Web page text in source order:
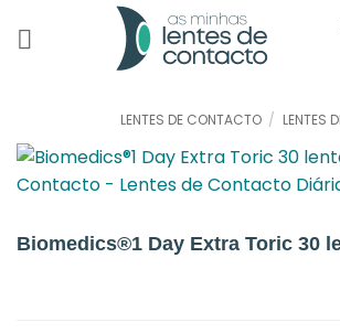
LENTES DE CONTACTO / LENTES
Biomedics®1 Day Extra Toric 30